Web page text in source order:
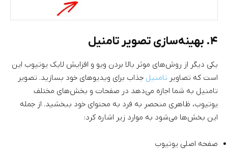
۴. بهینه‌سازی تصویر تامنیل
یکی دیگر از روش‌های موثر بالا بردن ویو و افزایش لایک یوتیوب این
است که تصاویر تامنیل جذاب برای ویدیوهای خود بسازید. تصویر
تامنیل به شما اجازه می‌دهد در صفحات و بخش‌های مختلف
یوتیوب، ظاهری منحصر به فرد به محتوای خود ببخشید. از جمله
این بخش‌ها می‌شود به موارد زیر اشاره کرد:
صفحه اصلی یوتیوب